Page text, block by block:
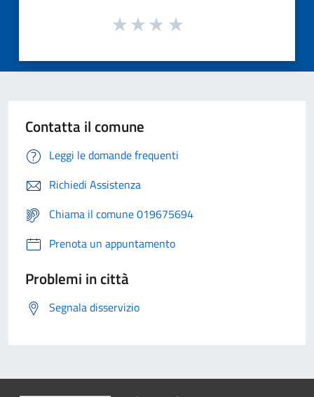
Contatta il comune
Leggi le domande frequenti
Richiedi Assistenza
Chiama il comune 019675694
Prenota un appuntamento
Problemi in città
Segnala disservizio